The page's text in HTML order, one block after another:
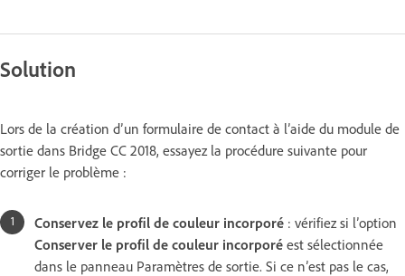
Solution
Lors de la création d’un formulaire de contact à l’aide du module de
sortie dans Bridge CC 2018, essayez la procédure suivante pour
corriger le problème :
Conservez le profil de couleur incorporé : vérifiez si l’option
Conserver le profil de couleur incorporé est sélectionnée
dans le panneau Paramètres de sortie. Si ce n’est pas le cas,